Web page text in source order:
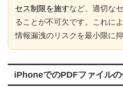
セス制限を施すなど、適切な
ることが不可欠です。これに
情報漏洩のリスクを最小限に
iPhoneでのPDFファイル